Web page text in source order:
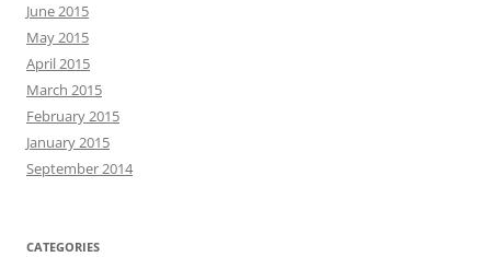
June 2015
May 2015
April 2015
March 2015
February 2015
January 2015
September 2014
CATEGORIES